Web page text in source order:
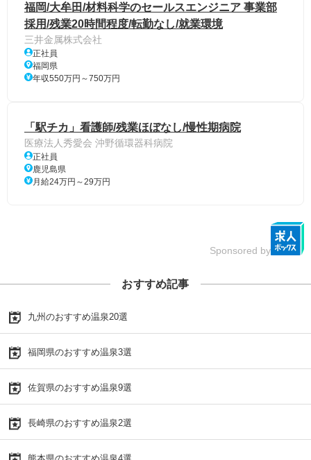
福岡/大牟田/材料科学のセールスエンジニア 事業部
採用/残業20時間程度/転勤なし/就業環境
三井金属株式会社
正社員
福岡県
年収550万円～750万円
「駅チカ」看護師/残業ほぼなし/慢性期病院
医療法人秀愛会 沖野循環器科病院
正社員
鹿児島県
月給24万円～29万円
Sponsored by
おすすめ記事
九州のおすすめ温泉20選
福岡県のおすすめ温泉3選
佐賀県のおすすめ温泉9選
長崎県のおすすめ温泉2選